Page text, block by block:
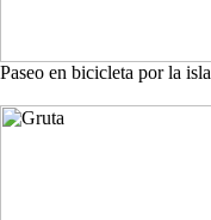
Paseo en bicicleta por la isla